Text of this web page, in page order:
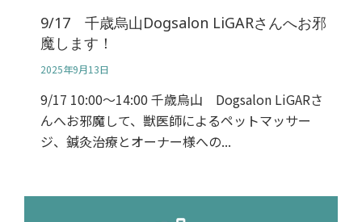
9/17 千歳烏山Dogsalon LiGARさんへお邪
魔します！
2025年9月13日
9/17 10:00～14:00 千歳烏山 Dogsalon LiGARさ
んへお邪魔して、獣医師によるペットマッサー
ジ、鍼灸治療とオーナー様への...